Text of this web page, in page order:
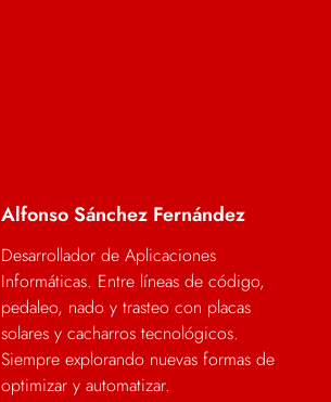
Alfonso Sánchez Fernández
Desarrollador de Aplicaciones
Informáticas. Entre líneas de código,
pedaleo, nado y trasteo con placas
solares y cacharros tecnológicos.
Siempre explorando nuevas formas de
optimizar y automatizar.